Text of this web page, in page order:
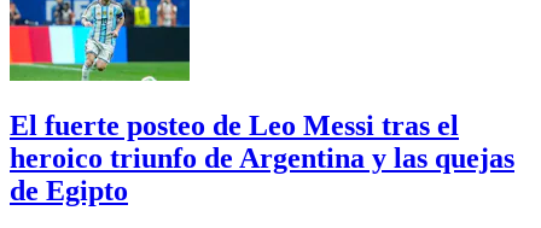
El fuerte posteo de Leo Messi tras el
heroico triunfo de Argentina y las quejas
de Egipto